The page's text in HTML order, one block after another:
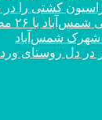
کشتی را
در دل روستای